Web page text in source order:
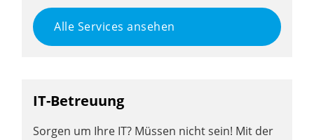
Alle Services ansehen
IT-Betreuung
Sorgen um Ihre IT? Müssen nicht sein! Mit der